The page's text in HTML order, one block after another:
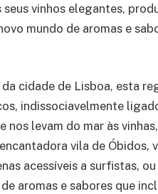
vinhos elegantes,
mundo de aromas e
cidade de Lisboa, esta
indissociavelmente
levam do mar às
vila de Óbidos,
acessíveis a surfistas,
aromas e sabores que